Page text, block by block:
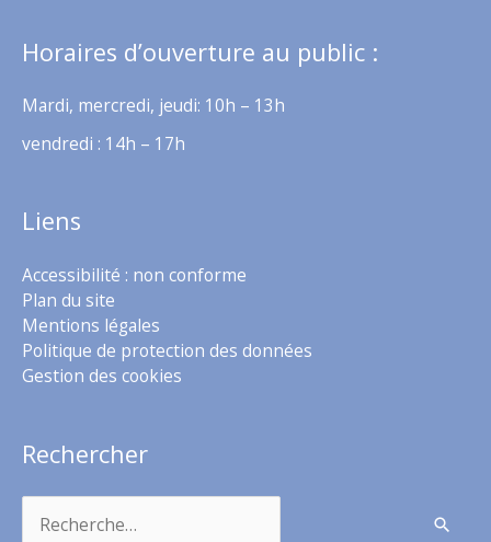
Horaires d’ouverture au public :
Mardi, mercredi, jeudi: 10h – 13h
vendredi : 14h – 17h
Liens
Accessibilité : non conforme
Plan du site
Mentions légales
Politique de protection des données
Gestion des cookies
Rechercher